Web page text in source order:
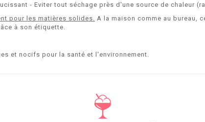
- Eviter tout séchage près d'une source de chaleur
pour les matières solides.
A la maison comme au bureau,
à son étiquette.
et nocifs pour la santé et l'environnement.